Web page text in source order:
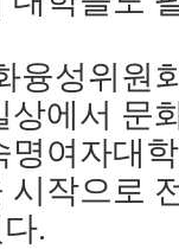
융성위원
상에서 문
명여자대
시작으로
.